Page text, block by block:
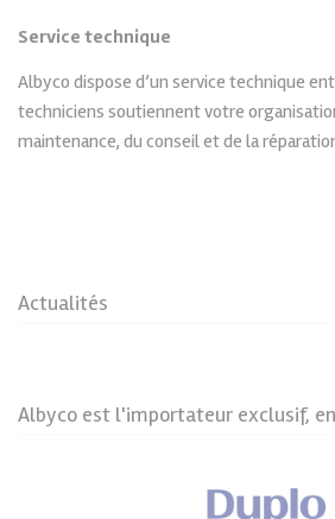
Service technique
Albyco dispose d’un service technique
techniciens soutiennent votre
maintenance, du conseil et de la
Actualités